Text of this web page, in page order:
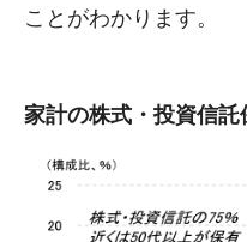
ことがわかります。
家計の株式・投資信託